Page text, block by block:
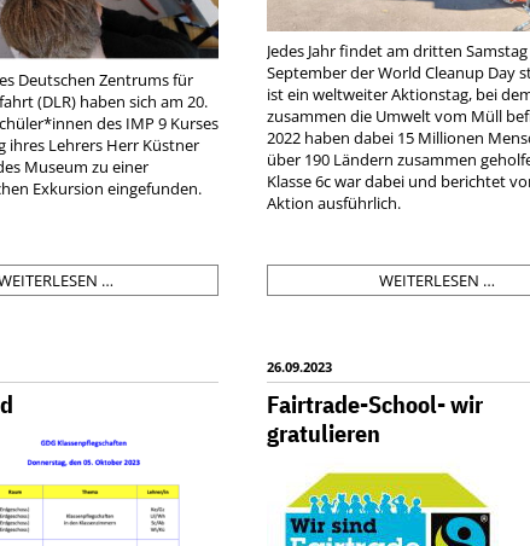
Deutschen Zentrums für
(DLR) haben sich am 20.
des IMP 9 Kurses
ihres Lehrers Herr Küstner
Museum zu einer
Exkursion eingefunden.
…
LÄDT
BAUT
MERCEDES
Jedes Jahr findet am dritten
September der World Cleanup Day
ist ein weltweiter Aktionstag, bei
zusammen die Umwelt vom Müll
2022 haben dabei 15 Millionen
über 190 Ländern zusammen
Klasse 6c war dabei und berichtet
Aktion ausführlich.
WEITERLESEN …
26.09.2023
Fairtrade-School- wir
gratulieren